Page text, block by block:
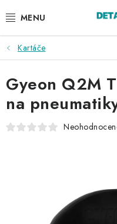
na
AKCE
NOVINKY
EXTERIÉR
DÁRKOVÉ SADY A
Kartáče
Gyeon Q2M
na